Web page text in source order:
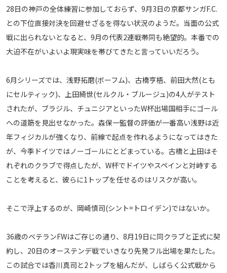
運営会社
お問い合わせ
Share
28日の神戸の全体練習に参加しておらず、9月3日の京都サンガF.C.
との下位直接対決を回避せざるを得ない状況のようだ。当面の公式
戦に出られないとなると、9月の代表2連戦帯同も絶望的。本番での
大迫不在がいよいよ現実味を帯びてきたと言っていいだろう。
6月シリーズでは、浅野拓磨(ボーフム)、古橋亨梧、前田大然(とも
にセルティック)、上田綺世(セルクル・ブルージュ)の4人がテスト
されたが、ブラジル、チュニジアといったW杯出場国相手にゴール
への道筋を見出せなかった。森保一監督の評価が一番高い浅野は近
年フィジカルが強くなり、前線で起点を作れるようになってはきた
が、今季ドイツではノーゴールにとどまっている。古橋と上田はそ
れぞれのクラブで得点したが、W杯でドイツやスペインと対峙する
ことを考えると、彼らに1トップを任せるのはリスクが高い。
そこで浮上するのが、岡崎慎司(シント=トロイデン)ではないか。
36歳のベテランFWはご存じの通り、8月19日に同クラブと正式に契
約し、20日のオーステンデ戦でいきなり先発フル出場を果たした。
この試合では香川真司と2トップを組んだが、しばらく公式戦から